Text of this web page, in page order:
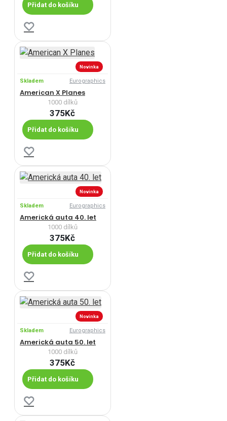
Přidat do košíku
Novinka
Skladem Eurographics
American X Planes
1000 dílků
375Kč
Přidat do košíku
Novinka
Skladem Eurographics
Americká auta 40. let
1000 dílků
375Kč
Přidat do košíku
Novinka
Skladem Eurographics
Americká auta 50. let
1000 dílků
375Kč
Přidat do košíku